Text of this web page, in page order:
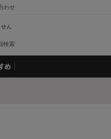
わせ
ん
検索